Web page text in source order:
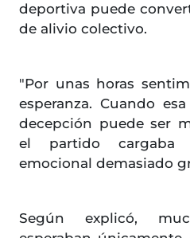
deportiva puede
de alivio colectivo.
"Por unas horas
esperanza. Cuando
decepción puede ser
el partido
emocional demasiado
Según explicó,